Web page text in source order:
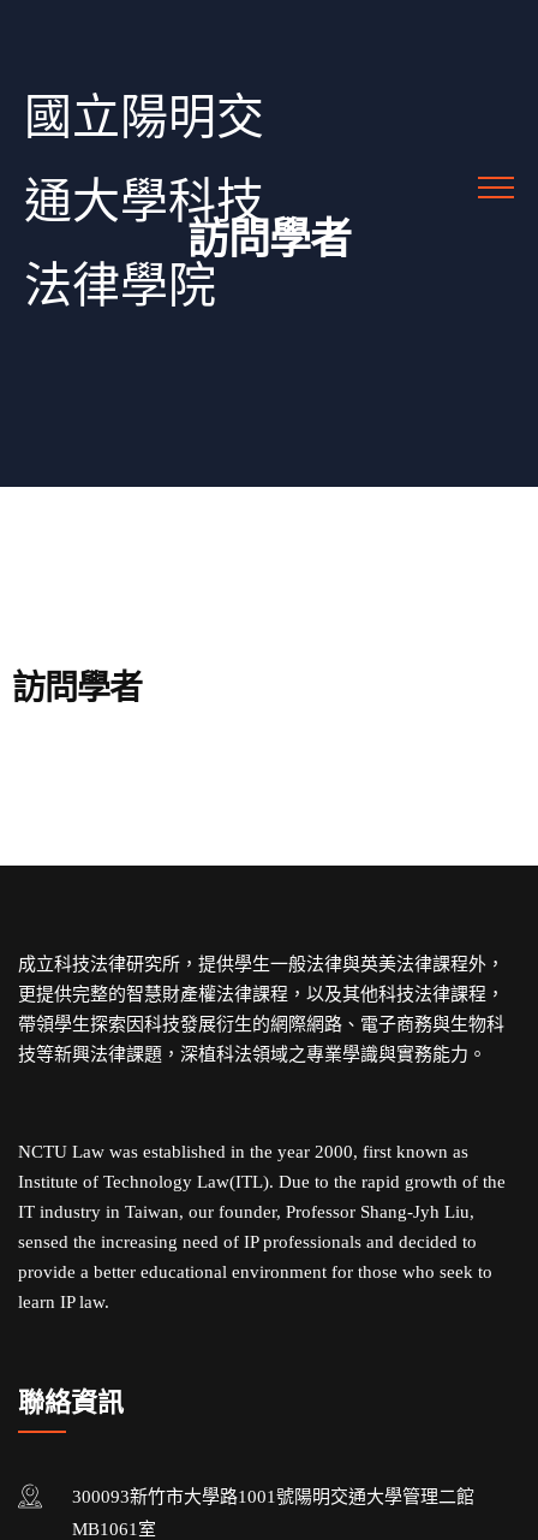
國立陽明交
通大學科技
法律學院
訪問學者
訪問學者
成立科技法律研究所，提供學生一般法律與英美法律課程外，
更提供完整的智慧財產權法律課程，以及其他科技法律課程，
帶領學生探索因科技發展衍生的網際網路、電子商務與生物科
技等新興法律課題，深植科法領域之專業學識與實務能力。
NCTU Law was established in the year 2000, first known as
Institute of Technology Law(ITL). Due to the rapid growth of the
IT industry in Taiwan, our founder, Professor Shang-Jyh Liu,
sensed the increasing need of IP professionals and decided to
provide a better educational environment for those who seek to
learn IP law.
聯絡資訊
300093新竹市大學路1001號陽明交通大學管理二館
MB1061室